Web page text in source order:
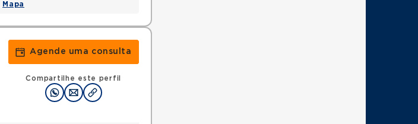
Mapa
Agende uma consulta
Compartilhe este perfil